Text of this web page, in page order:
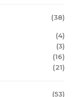
(38)
(4)
(3)
(16)
(21)
(53)